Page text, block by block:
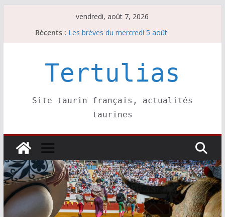
vendredi, août 7, 2026
Récents :
Les brèves du jeudi 6 août
Les brèves du mercredi 5 août
Escalafón 2026 – novilleros –
Tertulias
Site taurin français, actualités
taurines